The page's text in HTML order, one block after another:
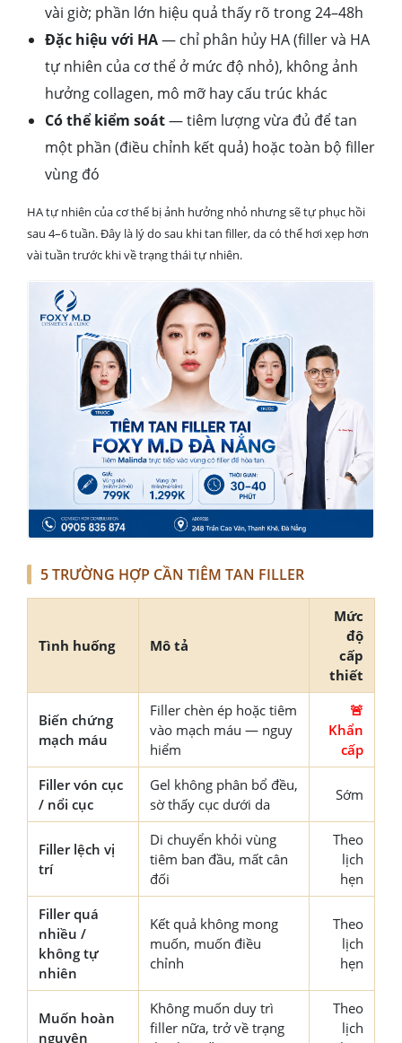
vài giờ; phần lớn hiệu quả thấy rõ trong 24–48h
Đặc hiệu với HA— chỉ phân hủy HA (filler và HA
tự nhiên của cơ thể ở mức độ nhỏ), không ảnh
hưởng collagen, mô mỡ hay cấu trúc khác
Có thể kiểm soát— tiêm lượng vừa đủ để tan
một phần (điều chỉnh kết quả) hoặc toàn bộ filler
vùng đó
HA tự nhiên của cơ thể bị ảnh hưởng nhỏ nhưng sẽ tự phục hồi
sau 4–6 tuần. Đây là lý do sau khi tan filler, da có thể hơi xẹp hơn
vài tuần trước khi về trạng thái tự nhiên.
5 TRƯỜNG HỢP CẦN TIÊM TAN FILLER
Tình huống Mô tả
Mức
độ
cấp
thiết
Biến chứng
mạch máu
Filler chèn ép hoặc tiêm
vào mạch máu — nguy
hiểm
🚨
Khẩn
cấp
Filler vón cục
/ nổi cục
Gel không phân bổ đều,
sờ thấy cục dưới da
Sớm
Filler lệch vị
trí
Di chuyển khỏi vùng
tiêm ban đầu, mất cân
đối
Theo
lịch
hẹn
Filler quá
nhiều /
không tự
nhiên
Kết quả không mong
muốn, muốn điều
chỉnh
Theo
lịch
hẹn
Muốn hoàn
nguyên
Không muốn duy trì
filler nữa, trở về trạng
Theo
lịch